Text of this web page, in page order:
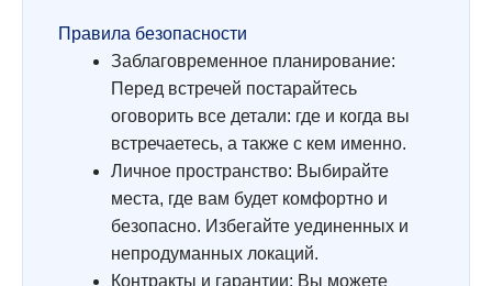
Правила безопасности
Заблаговременное планирование:
Перед встречей постарайтесь
оговорить все детали: где и когда вы
встречаетесь, а также с кем именно.
Личное пространство: Выбирайте
места, где вам будет комфортно и
безопасно. Избегайте уединенных и
непродуманных локаций.
Контракты и гарантии: Вы можете